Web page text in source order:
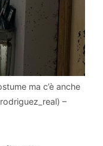
ma c’è anche
–